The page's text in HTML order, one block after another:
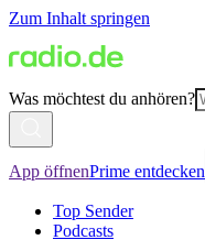
Zum Inhalt springen
Was möchtest du anhören?
App öffnenPrime entdecken
Top Sender
Podcasts